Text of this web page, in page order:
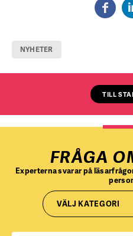
NYHETER
TILL
FRÅGA
Experterna svarar på
VÄLJ KATEGORI